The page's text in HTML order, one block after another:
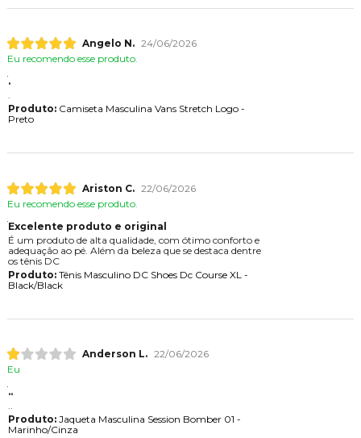
Angelo N. 24/06/2026
Eu recomendo esse produto.
.
.
Produto:Camiseta Masculina Vans Stretch Logo -
Preto
Ariston C. 22/06/2026
Eu recomendo esse produto.
Excelente produto e original
É um produto de alta qualidade, com ótimo conforto e
adequação ao pé. Além da beleza que se destaca dentre
os tênis DC
Produto:Tênis Masculino DC Shoes Dc Course XL -
Black/Black
Anderson L. 22/06/2026
Eu
..
Produto:Jaqueta Masculina Session Bomber 01 -
Marinho/Cinza